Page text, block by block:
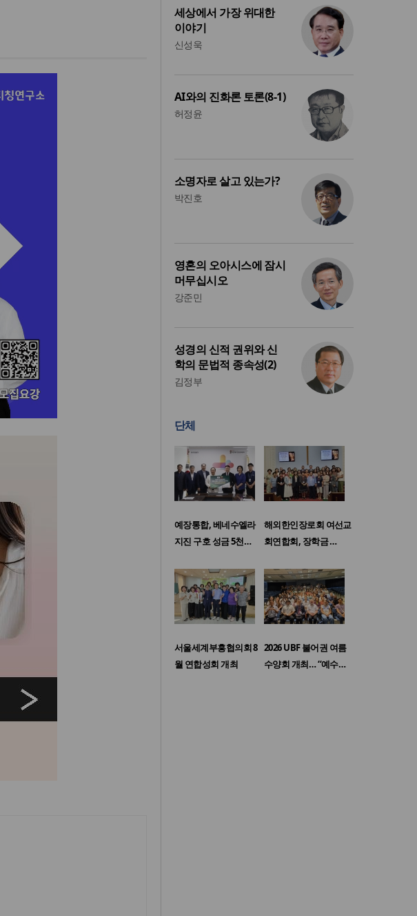
세상에서 가장 위대한
이야기
신성욱
AI와의 진화론 토론(8-1)
허정윤
소명자로 살고 있는가?
박진호
영혼의 오아시스에 잠시
머무십시오
강준민
성경의 신적 권위와 신
학의 문법적 종속성(2)
김정부
단체
예장통합, 베네수엘라
지진 구호 성금 5천…
해외한인장로회 여선교
회연합회, 장학금 …
서울세계부흥협의회 8
월 연합성회 개최
2026 UBF 불어권 여름
수양회 개최… “예수…